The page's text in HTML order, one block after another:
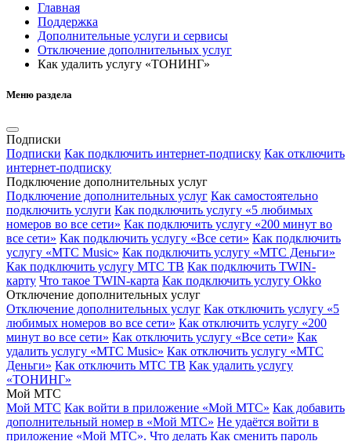
Главная
Поддержка
Дополнительные услуги и сервисы
Отключение дополнительных услуг
Как удалить услугу «ТОНИНГ»
Меню раздела
Подписки
Подписки Как подключить интернет-подписку Как отключить
интернет-подписку
Подключение дополнительных услуг
Подключение дополнительных услуг Как самостоятельно
подключить услуги Как подключить услугу «5 любимых
номеров во все сети» Как подключить услугу «200 минут во
все сети» Как подключить услугу «Все сети» Как подключить
услугу «МТС Music» Как подключить услугу «МТС Деньги»
Как подключить услугу МТС ТВ Как подключить TWIN-
карту Что такое TWIN-карта Как подключить услугу Okko
Отключение дополнительных услуг
Отключение дополнительных услуг Как отключить услугу «5
любимых номеров во все сети» Как отключить услугу «200
минут во все сети» Как отключить услугу «Все сети» Как
удалить услугу «МТС Music» Как отключить услугу «МТС
Деньги» Как отключить МТС ТВ Как удалить услугу
«ТОНИНГ»
Мой МТС
Мой МТС Как войти в приложение «Мой МТС» Как добавить
дополнительный номер в «Мой МТС» Не удаётся войти в
приложение «Мой МТС». Что делать Как сменить пароль